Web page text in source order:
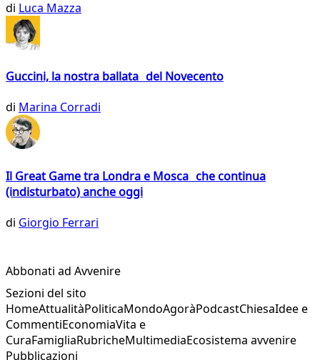
di Luca Mazza
Guccini, la nostra ballata del Novecento
di Marina Corradi
Il Great Game tra Londra e Mosca che continua
(indisturbato) anche oggi
di Giorgio Ferrari
Abbonati ad Avvenire
Sezioni del sito
HomeAttualitàPoliticaMondoAgoràPodcastChiesaIdee e
CommentiEconomiaVita e
CuraFamigliaRubricheMultimediaEcosistema avvenire
Pubblicazioni